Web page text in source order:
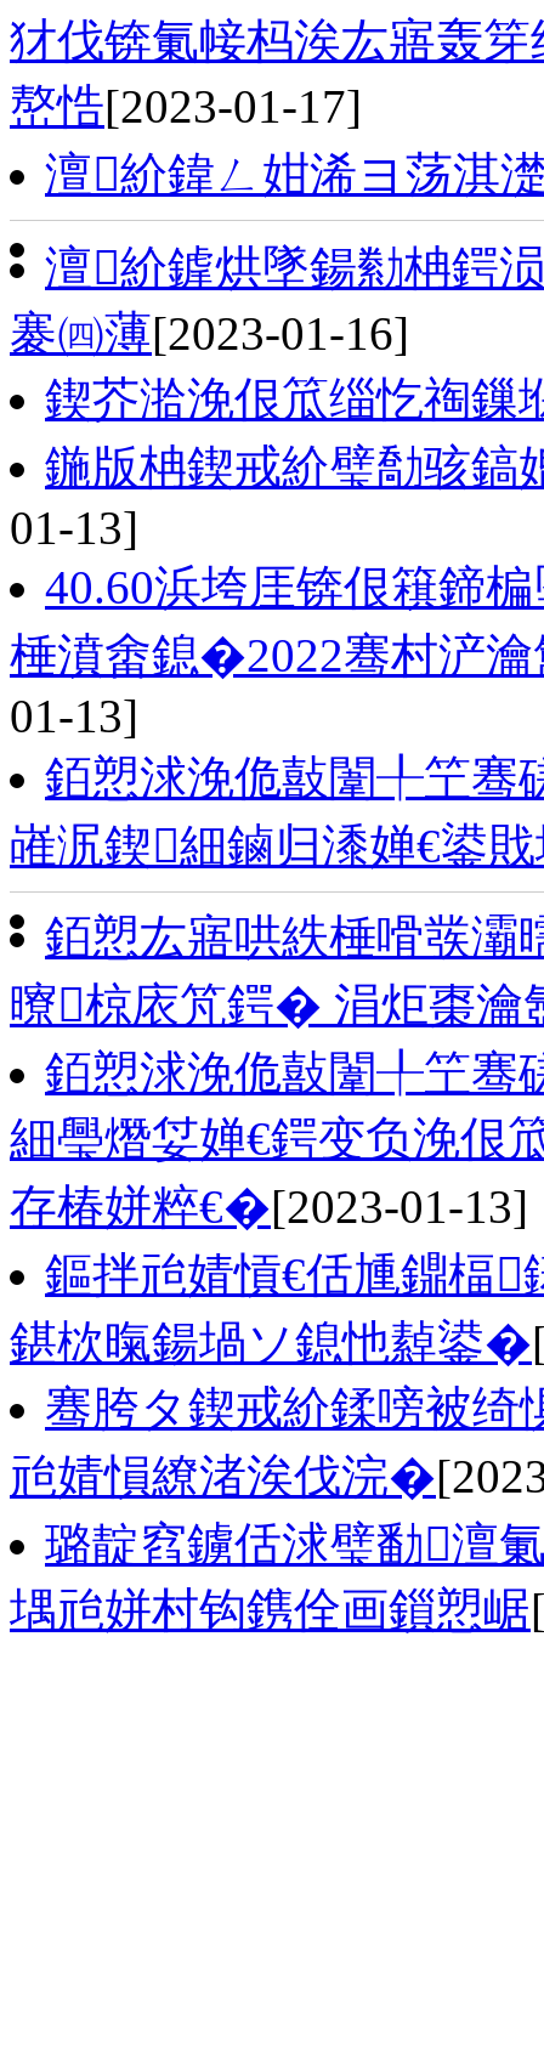
犲伐锛氭帹杩涘厷寤轰
嶅悎[2023-01-17]
澶紒鍏ㄥ姏浠ヨ荡淇
澶紒鎼烘墜鍚勬柟鍔
褰㈣薄[2023-01-16]
鍥芥湁浼佷笟缁忔祹鏁
鍦版柟鍥戒紒璧勪骇
01-13]
40.60浜垮厓锛佷簯鍗
棰濆畬鎴�2022骞村浐
01-13]
銆愬浗浼佹敼闈╀笁骞
嶉泦鍥細鏀归潻婵€鍙
銆愬厷寤哄紩棰嗗彂灞
曢椋庡竼鍔� 涓炬棗瀹
銆愬浗浼佹敼闈╀笁骞
細璺熸姇婵€鍔变负浼佷
存椿姘粹€�[2023-01-13]
鏂拌兘婧愩€佸尰鐤楅
鍖栨暣鍚堝ソ鎴忚繛鍙�
骞胯タ鍥戒紒鍒嗙被绮
兘婧愪繚渚涘伐浣�
璐靛窞鐪佸浗璧勫澶
堣兘姘村钩鎸佺画鎻愬崌